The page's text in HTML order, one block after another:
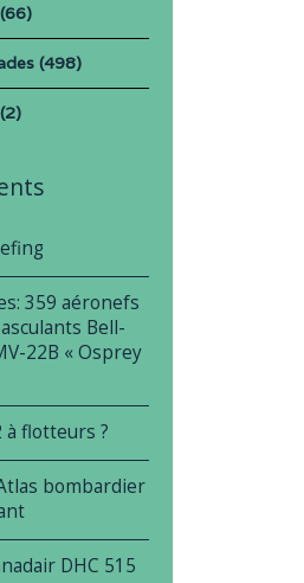
(498)
359 aéronefs
Bell-
22B « Osprey
à flotteurs ?
bombardier
DHC 515